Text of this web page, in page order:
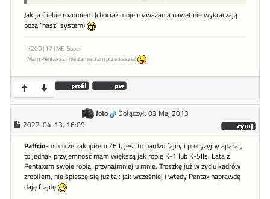
Jak ja Ciebie rozumiem (chociaż moje rozważania nawet nie wykraczają
poza "nasz" system)
K20D | 17 | ME-Super
Mam Pentaksa i nie zamierzam przepraszać
foto
Dołączył: 03 Maj 2013
2022-04-13, 16:09
Paffcio-mimo że zakupiłem Z6II, jest to bardzo fajny i precyzyjny aparat,
to jednak przyjemność mam większą jak robię K-1 lub K-5IIs. Lata z
Pentaxem swoje robią, przynajmniej u mnie. Troszkę już w życiu kadrów
zrobiłem, nie śpieszę się już tak jak wcześniej i wtedy Pentax naprawdę
daję frajdę